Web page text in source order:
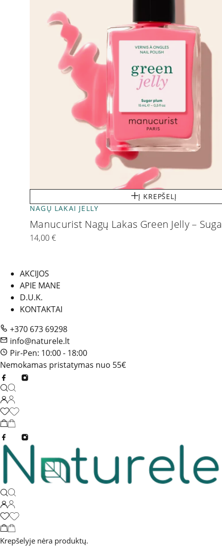
Į KREPŠELĮ
NAGŲ LAKAI JELLY
Manucurist Nagų Lakas Green Jelly –
14,00€
AKCIJOS
APIE MANE
D.U.K.
KONTAKTAI
+370 673 69298
info@naturele.lt
Pir-Pen: 10:00 - 18:00
Nemokamas pristatymas nuo 55€
Krepšelyje nėra produktų.